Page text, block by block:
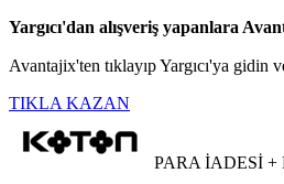
Yargıcı'dan alışveriş yapanlara
Avantajix'ten tıklayıp Yargıcı'ya gidin
TIKLA KAZAN
PARA İADESİ +